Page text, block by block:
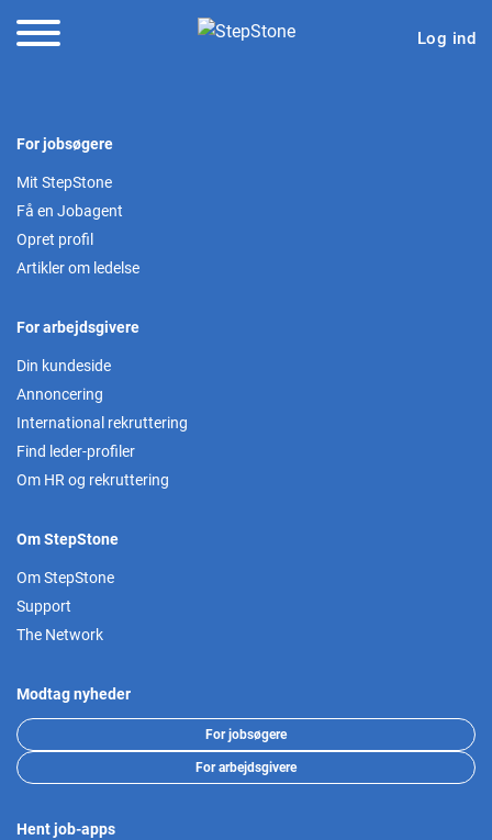
Log ind
For jobsøgere
Mit StepStone
Få en Jobagent
Opret profil
Artikler om ledelse
For arbejdsgivere
Din kundeside
Annoncering
International rekruttering
Find leder-profiler
Om HR og rekruttering
Om StepStone
Om StepStone
Support
The Network
Modtag nyheder
For jobsøgere
For arbejdsgivere
Hent job-apps